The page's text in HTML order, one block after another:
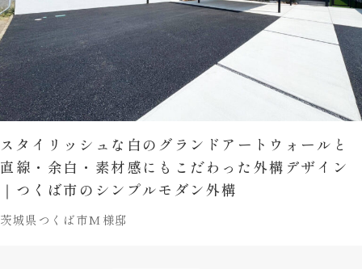
スタイリッシュな白のグランドアートウォールと
直線・余白・素材感にもこだわった外構デザイン
｜つくば市のシンプルモダン外構
茨城県つくば市M様邸